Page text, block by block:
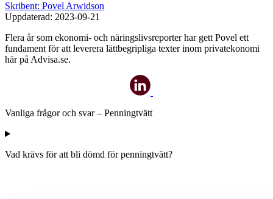
Skribent: Povel Arwidson
Uppdaterad: 2023-09-21
Flera år som ekonomi- och näringslivsreporter har gett Povel ett
fundament för att leverera lättbegripliga texter inom privatekonomi
här på Advisa.se.
Vanliga frågor och svar – Penningtvätt
Vad krävs för att bli dömd för penningtvätt?